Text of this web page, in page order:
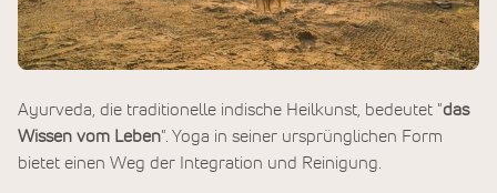
Ayurveda, die traditionelle indische Heilkunst, bedeutet "das
Wissen vom Leben". Yoga in seiner ursprünglichen Form
bietet einen Weg der Integration und Reinigung.